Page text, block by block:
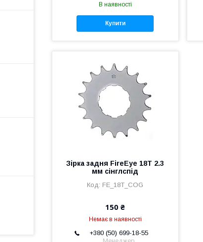
В наявності
Купити
Зірка задня FireEye 18T 2.3
мм сінглспід
FE_18T_COG
150 ₴
Немає в наявності
+380 (50) 699-18-55